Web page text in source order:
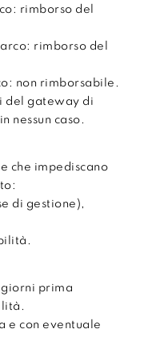
rimborso del
rimborso del
non rimborsabile.
del gateway di
nessun caso.
che impediscano
di gestione),
giorni prima
e con eventuale